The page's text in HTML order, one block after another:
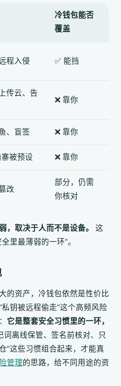
冷钱包能否
覆盖
程入侵 ✅ 能挡
传云、告
❌ 靠你
、盲签 ❌ 靠你
被预设 ❌ 靠你
改
部分，仍需
你核对
，取决于人而不是设备。
这
里最薄弱的一环”。
的资产，冷钱包依然是性价比
钥被远程偷走”这个高频风险
它是整套安全习惯里的一环，
词离线保管、签名前核对、只
”这些习惯组合起来，才能真
管理的思路，给不同用途的资